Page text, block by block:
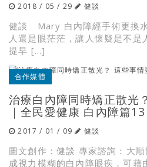
2018 / 05 / 29 健談
健談 Mary 白內障經手術更換
人還是眼茫茫，讓人懷疑是不是
提早 […]
合作媒體
治療白內障同時矯正散光
｜全民愛健康 白內障篇13
2017 / 01 / 09 健談
圖文創作：健談 專家諮詢：大
成視力模糊的白內障眼疾，可藉